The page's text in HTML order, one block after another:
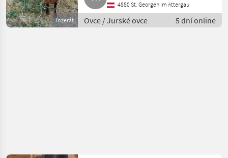
Inzerát
4880 St. Georgen im Attergau
Ovce / Jurské ovce 5 dní online